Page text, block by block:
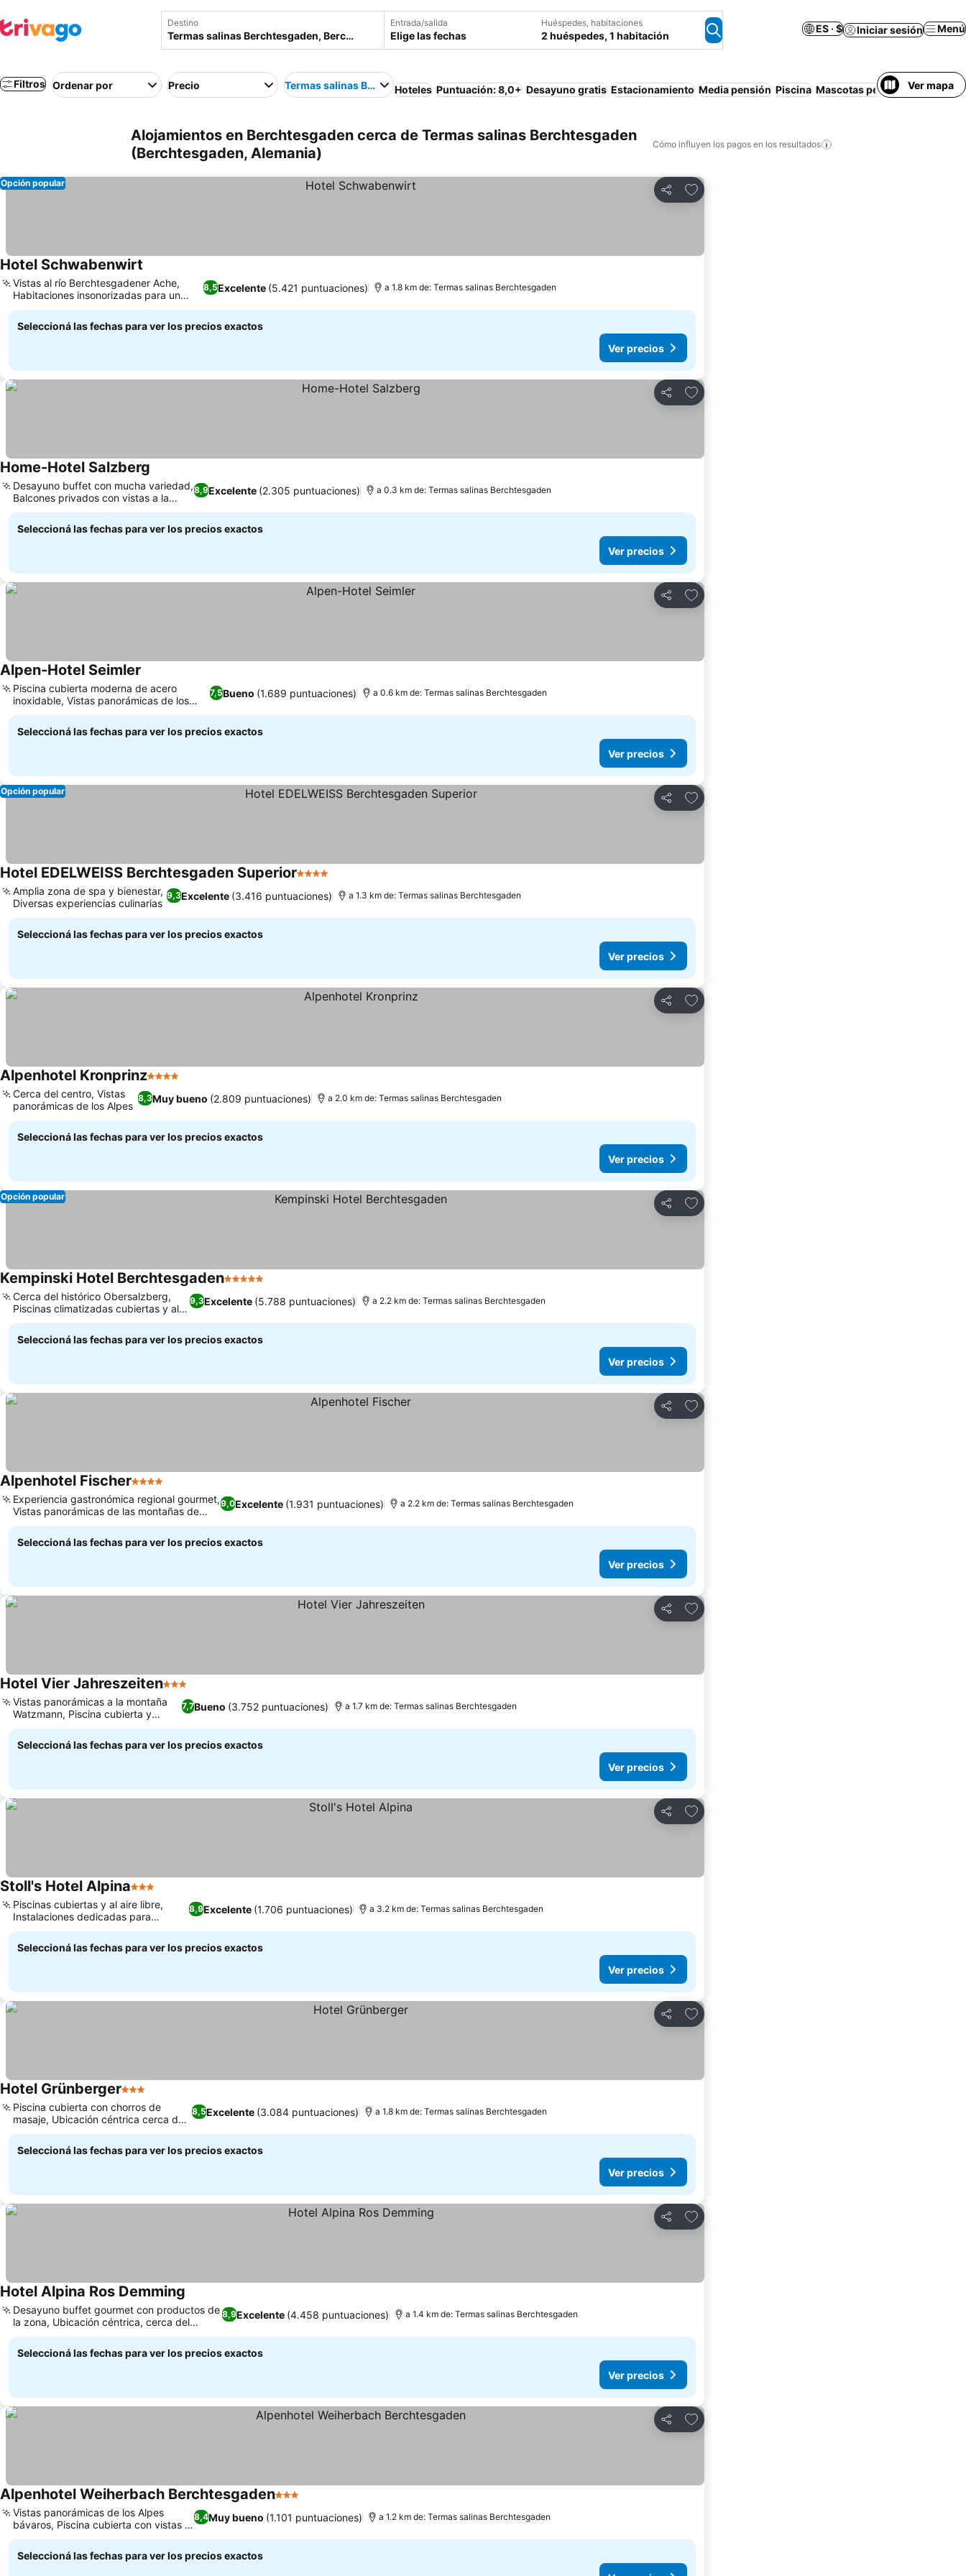
Destino Entrada/salida
Elige las fechas
Huéspedes, habitaciones
2 huéspedes, 1 habitación
ES · $ Iniciar sesión Menú
Filtros Ordenar por Precio Termas salinas Berchtesgaden
Hoteles Puntuación: 8,0+ Desayuno gratis Estacionamiento Media pensión Piscina Mascotas permitidasVer mapa
Alojamientos en Berchtesgaden cerca de Termas salinas Berchtesgaden
(Berchtesgaden, Alemania)
Cómo influyen los pagos en los resultados
Compartir
Añadir a favoritos
Opción popular
Hotel Schwabenwirt
8,5Excelente (5.421 puntuaciones)
Vistas al río Berchtesgadener Ache,
Habitaciones insonorizadas para un
sueño tranquilo
a 1.8 km de: Termas salinas Berchtesgaden
Seleccioná las fechas para ver los precios exactos
Ver precios
Compartir
Añadir a favoritos
Home-Hotel Salzberg
8,9Excelente (2.305 puntuaciones)
Desayuno buffet con mucha variedad,
Balcones privados con vistas a la
montaña
a 0.3 km de: Termas salinas Berchtesgaden
Seleccioná las fechas para ver los precios exactos
Ver precios
Compartir
Añadir a favoritos
Alpen-Hotel Seimler
7,5Bueno (1.689 puntuaciones)
Piscina cubierta moderna de acero
inoxidable, Vistas panorámicas de los
Alpes bávaros
a 0.6 km de: Termas salinas Berchtesgaden
Seleccioná las fechas para ver los precios exactos
Ver precios
Compartir
Añadir a favoritos
Opción popular
Hotel EDELWEISS Berchtesgaden Superior4 Estrellas
9,3Excelente (3.416 puntuaciones)
Amplia zona de spa y bienestar,
Diversas experiencias culinarias
a 1.3 km de: Termas salinas Berchtesgaden
Seleccioná las fechas para ver los precios exactos
Ver precios
Compartir
Añadir a favoritos
Alpenhotel Kronprinz4 Estrellas
8,3Muy bueno (2.809 puntuaciones)
Cerca del centro, Vistas
panorámicas de los Alpes
a 2.0 km de: Termas salinas Berchtesgaden
Seleccioná las fechas para ver los precios exactos
Ver precios
Compartir
Añadir a favoritos
Opción popular
Kempinski Hotel Berchtesgaden5 Estrellas
9,3Excelente (5.788 puntuaciones)
Cerca del histórico Obersalzberg,
Piscinas climatizadas cubiertas y al
aire libre
a 2.2 km de: Termas salinas Berchtesgaden
Seleccioná las fechas para ver los precios exactos
Ver precios
Compartir
Añadir a favoritos
Alpenhotel Fischer4 Estrellas
9,0Excelente (1.931 puntuaciones)
Experiencia gastronómica regional gourmet,
Vistas panorámicas de las montañas de
Berchtesgaden
a 2.2 km de: Termas salinas Berchtesgaden
Seleccioná las fechas para ver los precios exactos
Ver precios
Compartir
Añadir a favoritos
Hotel Vier Jahreszeiten3 Estrellas
7,7Bueno (3.752 puntuaciones)
Vistas panorámicas a la montaña
Watzmann, Piscina cubierta y
sauna
a 1.7 km de: Termas salinas Berchtesgaden
Seleccioná las fechas para ver los precios exactos
Ver precios
Compartir
Añadir a favoritos
Stoll's Hotel Alpina3 Estrellas
8,9Excelente (1.706 puntuaciones)
Piscinas cubiertas y al aire libre,
Instalaciones dedicadas para
familias y niños
a 3.2 km de: Termas salinas Berchtesgaden
Seleccioná las fechas para ver los precios exactos
Ver precios
Compartir
Añadir a favoritos
Hotel Grünberger3 Estrellas
8,5Excelente (3.084 puntuaciones)
Piscina cubierta con chorros de
masaje, Ubicación céntrica cerca de
transportes
a 1.8 km de: Termas salinas Berchtesgaden
Seleccioná las fechas para ver los precios exactos
Ver precios
Compartir
Añadir a favoritos
Hotel Alpina Ros Demming
8,9Excelente (4.458 puntuaciones)
Desayuno buffet gourmet con productos de
la zona, Ubicación céntrica, cerca del
pueblo y la estación
a 1.4 km de: Termas salinas Berchtesgaden
Seleccioná las fechas para ver los precios exactos
Ver precios
Compartir
Añadir a favoritos
Alpenhotel Weiherbach Berchtesgaden3 Estrellas
8,4Muy bueno (1.101 puntuaciones)
Vistas panorámicas de los Alpes
bávaros, Piscina cubierta con vistas a
la montaña
a 1.2 km de: Termas salinas Berchtesgaden
Seleccioná las fechas para ver los precios exactos